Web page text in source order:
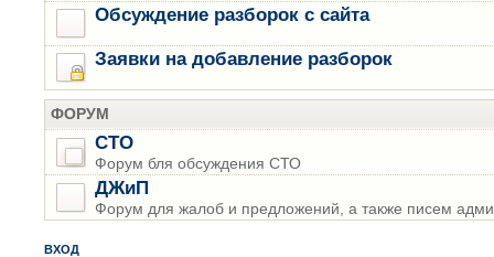
Обсуждение разборок с сайта
Заявки на добавление разборок
ФОРУМ
СТО
Форум бля обсуждения СТО
ДЖиП
Форум для жалоб и предложений, а также писем
ВХОД